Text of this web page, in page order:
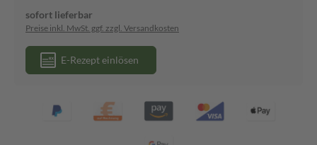
sofort lieferbar
Preise inkl. MwSt. ggf. zzgl. Versandkosten
E-Rezept einlösen